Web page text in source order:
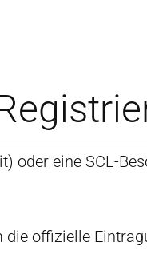
oder eine SCL-
offizielle